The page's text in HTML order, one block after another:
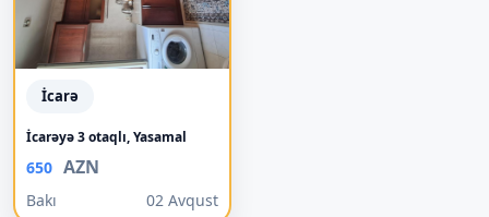
İcarə
İcarəyə 3 otaqlı, Yasamal
650 AZN
Bakı 02 Avqust